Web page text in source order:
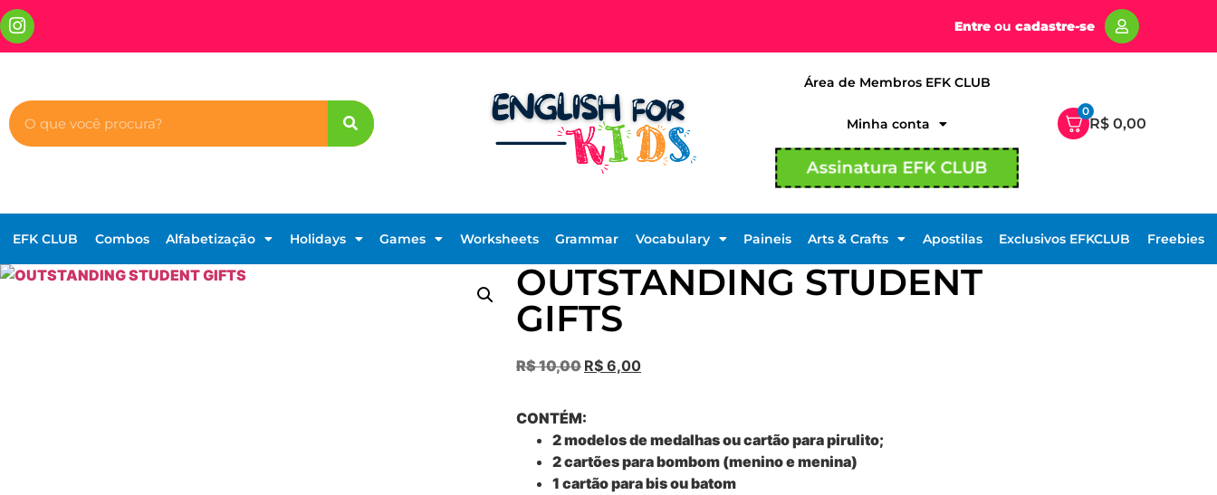
Entre oucadastre-se
Área de Membros EFK CLUB
Minha conta
Assinatura EFK CLUB
0
R$ 0,00
EFK CLUB Combos Alfabetização Holidays Games Worksheets Grammar Vocabulary Paineis Arts & Crafts Apostilas Exclusivos EFKCLUB Freebies
OUTSTANDING STUDENT
GIFTS
R$10,00 R$ 6,00
CONTÉM:
2 modelos de medalhas ou cartão para pirulito;
2 cartões para bombom (menino e menina)
1 cartão para bis ou batom